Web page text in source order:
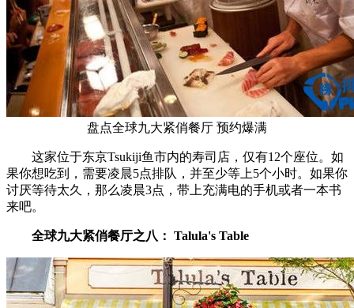
盘点全球九大紧俏餐厅 预约爆满
这家位于东京Tsukiji鱼市内的寿司店，仅有12个座位。如
果你想吃到，需要凌晨5点排队，并至少等上5个小时。如果你
讨厌等待太久，那么凌晨3点，带上充满电的手机或者一本书
来吧。
全球九大紧俏餐厅之八： Talula's Table